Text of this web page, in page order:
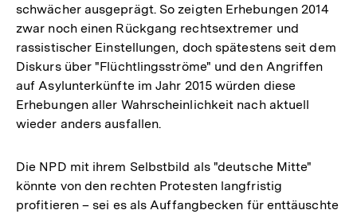
schwächer ausgeprägt. So zeigten Erhebungen 2014
zwar noch einen Rückgang rechtsextremer und
rassistischer Einstellungen, doch spätestens seit dem
Diskurs über "Flüchtlingsströme" und den Angriffen
auf Asylunterkünfte im Jahr 2015 würden diese
Erhebungen aller Wahrscheinlichkeit nach aktuell
wieder anders ausfallen.
Die NPD mit ihrem Selbstbild als "deutsche Mitte"
könnte von den rechten Protesten langfristig
profitieren – sei es als Auffangbecken für enttäuschte